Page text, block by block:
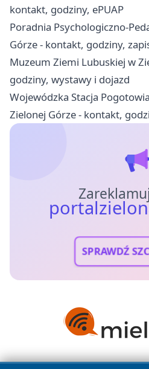
kontakt, godziny, ePUAP
Poradnia Psychologiczno-
Górze - kontakt, godziny,
Muzeum Ziemi Lubuskiej w
godziny, wystawy i dojazd
Wojewódzka Stacja
Zielonej Górze - kontakt,
SPRAWDŹ